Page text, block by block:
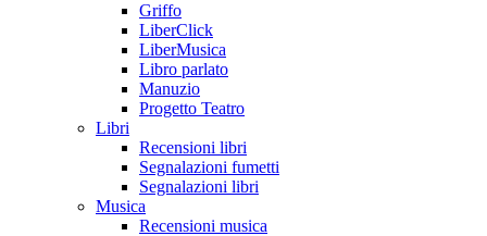
Griffo
LiberClick
LiberMusica
Libro parlato
Manuzio
Progetto Teatro
Libri
Recensioni libri
Segnalazioni fumetti
Segnalazioni libri
Musica
Recensioni musica